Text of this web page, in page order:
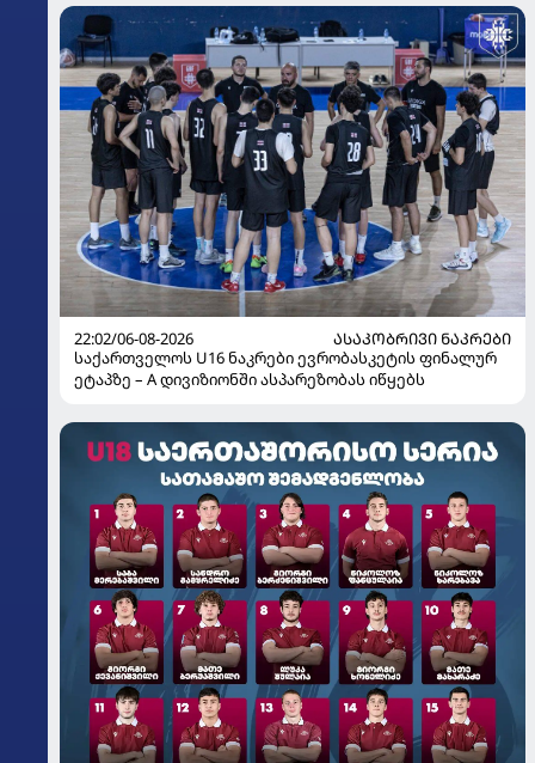
22:02/06-08-2026
ᲐᲡᲐᲙᲝᲑᲠᲘᲕᲘ ᲜᲐᲙᲠᲔᲑᲘ
საქართველოს U16 ნაკრები ევრობასკეტის ფინალურ
ეტაპზე – A დივიზიონში ასპარეზობას იწყებს